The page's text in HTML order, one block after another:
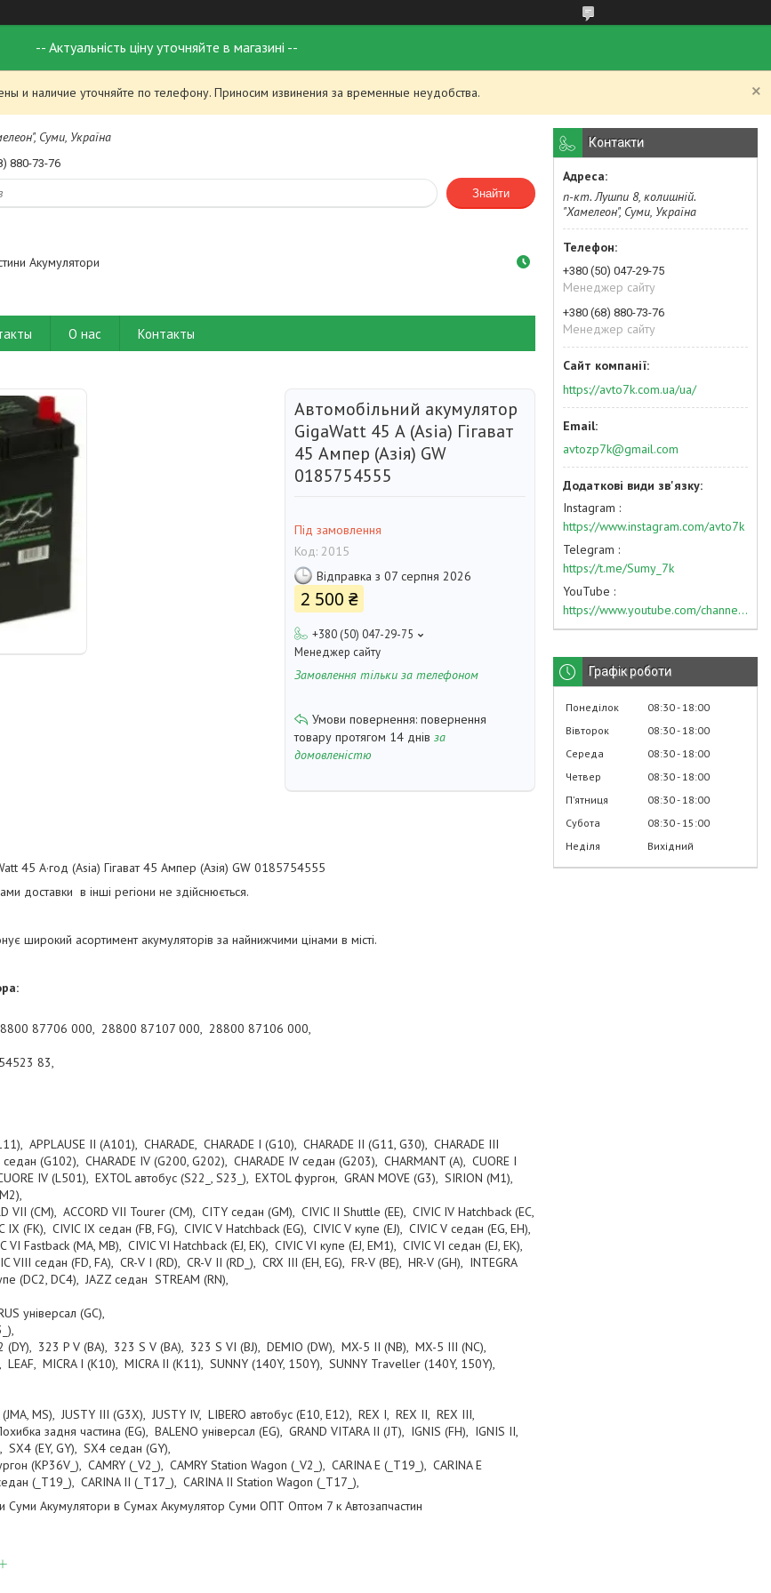
-- Актуальність ціну уточняйте в магазині --
и наличие уточняйте по телефону. Приносим извинения за временные неудобства.
Суми, Україна
880-73-76
Знайти
Акумулятори
О нас Контакты
Автомобільний акумулятор
GigaWatt 45 А (Asia) Гігават
45 Ампер (Азія) GW
0185754555
Під замовлення
Код: 2015
Відправка з 07 серпня 2026
2 500 ₴
+380 (50) 047-29-75
Менеджер сайту
Замовлення тільки за телефоном
повернення
товару протягом 14 днів за
домовленістю
45 А·год (Asia) Гігават 45 Ампер (Азія) GW 0185754555
доставки в інші регіони не здійснюється.
широкий асортимент акумуляторів за найнижчими цінами в місті.
87706 000, 28800 87107 000, 28800 87106 000,
83,
APPLAUSE II (A101), CHARADE, CHARADE I (G10), CHARADE II (G11, G30), CHARADE III
(G102), CHARADE IV (G200, G202), CHARADE IV седан (G203), CHARMANT (A), CUORE I
IV (L501), EXTOL автобус (S22_, S23_), EXTOL фургон, GRAN MOVE (G3), SIRION (M1),
VII (CM), ACCORD VII Tourer (CM), CITY седан (GM), CIVIC II Shuttle (EE), CIVIC IV Hatchback (EC,
IX (FK), CIVIC IX седан (FB, FG), CIVIC V Hatchback (EG), CIVIC V купе (EJ), CIVIC V седан (EG, EH),
Fastback (MA, MB), CIVIC VI Hatchback (EJ, EK), CIVIC VI купе (EJ, EM1), CIVIC VI седан (EJ, EK),
VIII седан (FD, FA), CR-V I (RD), CR-V II (RD_), CRX III (EH, EG), FR-V (BE), HR-V (GH), INTEGRA
(DC2, DC4), JAZZ седан STREAM (RN),
універсал (GC),
323 P V (BA), 323 S V (BA), 323 S VI (BJ), DEMIO (DW), MX-5 II (NB), MX-5 III (NC),
LEAF, MICRA I (K10), MICRA II (K11), SUNNY (140Y, 150Y), SUNNY Traveller (140Y, 150Y),
MS), JUSTY III (G3X), JUSTY IV, LIBERO автобус (E10, E12), REX I, REX II, REX III,
задня частина (EG), BALENO універсал (EG), GRAND VITARA II (JT), IGNIS (FH), IGNIS II,
SX4 (EY, GY), SX4 седан (GY),
(KP36V_), CAMRY (_V2_), CAMRY Station Wagon (_V2_), CARINA E (_T19_), CARINA E
(_T19_), CARINA II (_T17_), CARINA II Station Wagon (_T17_),
Суми Акумулятори в Сумах Акумулятор Суми ОПТ Оптом 7 к Автозапчастин
Контакти
п-кт. Лушпи 8, колишній.
"Хамелеон", Суми, Україна
+380 (50) 047-29-75
Менеджер сайту
+380 (68) 880-73-76
Менеджер сайту
https://avto7k.com.ua/ua/
avtozp7k@gmail.com
Instagram
https://www.instagram.com/avto7k
Telegram
https://t.me/Sumy_7k
YouTube
https://www.youtube.com/channel/UC574nvqqf5H_LzT4Va_GpQg?view_as=subscriber
Графік роботи
Понеділок 08:30 18:00
Вівторок
08:30 18:00
Середа
08:30 18:00
Четвер
08:30 18:00
Пʼятниця
08:30 18:00
Субота
08:30 15:00
Неділя
Вихідний